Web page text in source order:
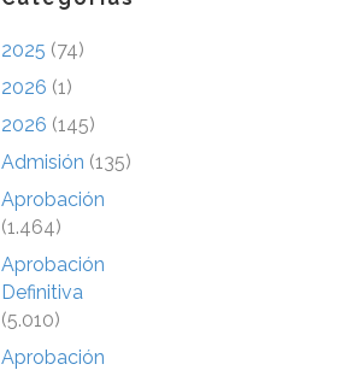
2025 (74)
2026 (1)
2026 (145)
Admisión (135)
Aprobación
(1.464)
Aprobación
Definitiva
(5.010)
Aprobación